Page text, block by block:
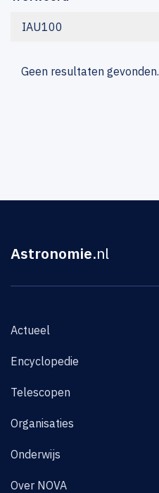
IAU100
Geen resultaten gevonden.
Astronomie.nl
Actueel
Encyclopedie
Telescopen
Organisaties
Onderwijs
Over NOVA